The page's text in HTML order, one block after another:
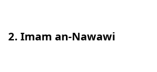
2. Imam an-Nawawi